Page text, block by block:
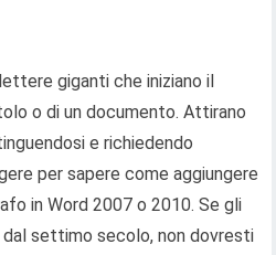
giganti che iniziano il
o di un documento. Attirano
e richiedendo
per sapere come aggiungere
in Word 2007 o 2010. Se gli
settimo secolo, non dovresti